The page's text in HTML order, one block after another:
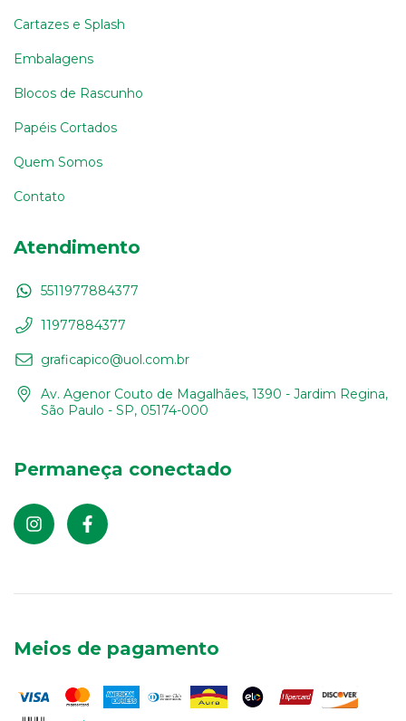
Cartazes e Splash
Embalagens
Blocos de Rascunho
Papéis Cortados
Quem Somos
Contato
Atendimento
5511977884377
11977884377
graficapico@uol.com.br
Av. Agenor Couto de Magalhães, 1390 - Jardim Regina,
São Paulo - SP, 05174-000
Permaneça conectado
Meios de pagamento